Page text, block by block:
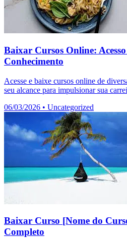
Baixar Cursos Online:
Conhecimento
Acesse e baixe cursos online de
seu alcance para impulsionar sua
06/03/2026 • Uncategorized
Baixar Curso [Nome do
Completo